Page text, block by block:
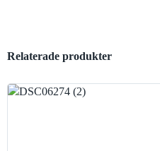
Relaterade produkter